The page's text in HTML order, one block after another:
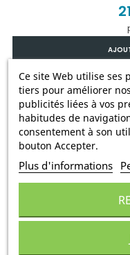
Ce site Web utilise ses
tiers pour améliorer
publicités liées à vos
habitudes de
consentement à son
bouton Accepter.
Plus d'informations